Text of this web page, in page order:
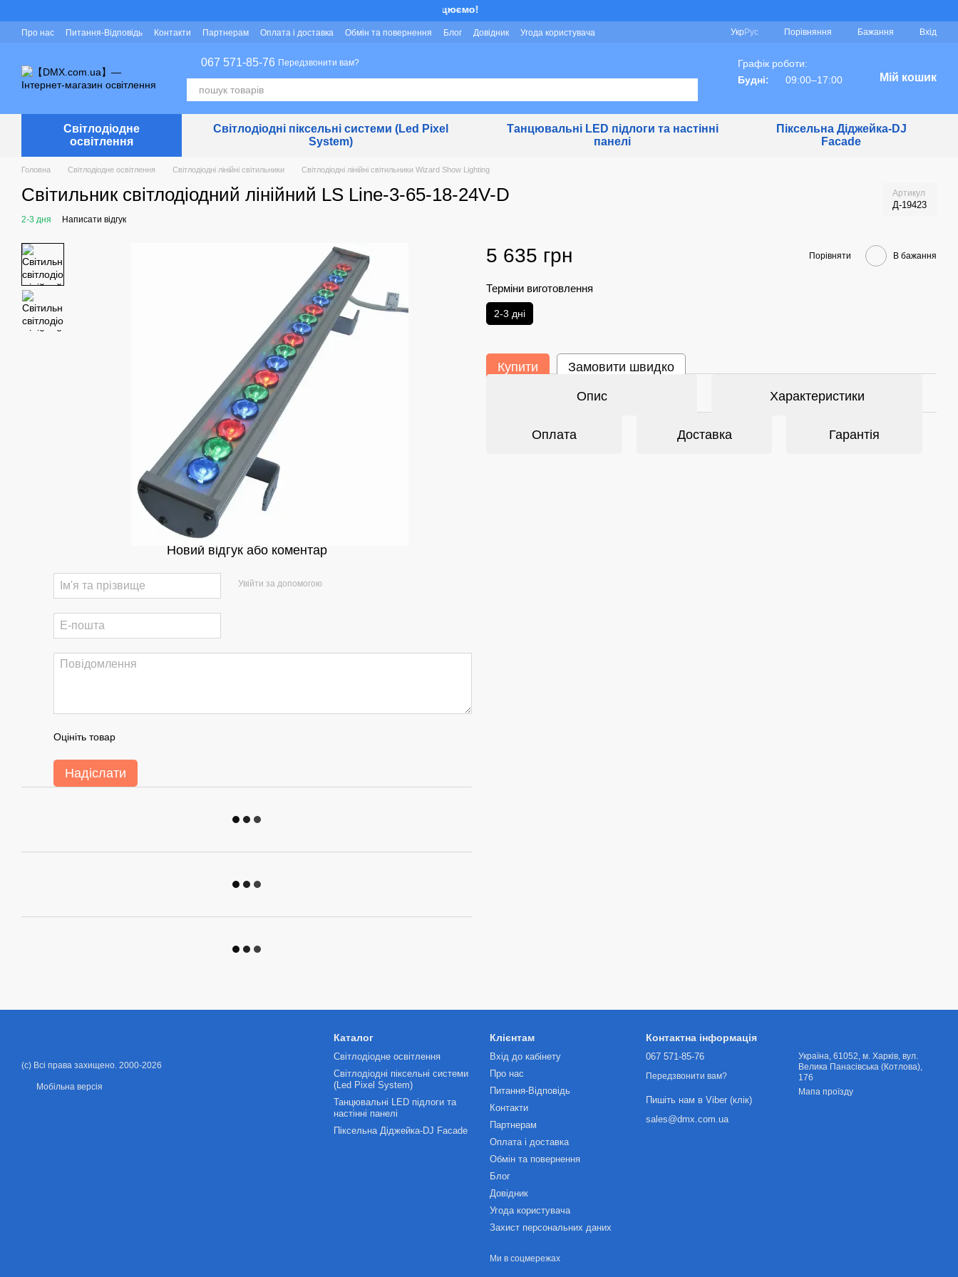
Ми працюємо!
Про нас Питання-Відповідь Контакти Партнерам Оплата і доставка Обмін та повернення Блог Довідник
Угода користувача
Укр Рус Порівняння Бажання Вхід
067 571-85-76 Передзвонити вам?
Графік роботи:
Будні:
09:00–17:00 Мій кошик
Світлодіодне
освітлення
Світлодіодні піксельні системи (Led Pixel
System)
Танцювальні LED підлоги та настінні
панелі
Піксельна Діджейка-DJ
Facade
Головна Світлодіодне освітлення Світлодіодні лінійні світильники Світлодіодні лінійні світильники Wizard Show Lighting
Світильник світлодіодний лінійний LS Line-3-65-18-24V-D Артикул
Д-19423
2-3 дня Написати відгук
Новий відгук або коментар
Увійти за допомогою
Оцініть товар
Надіслати
5 635 грн Порівняти В бажання
Терміни виготовлення
2-3 дні
Купити Замовити швидко
Опис Характеристики
Оплата Доставка Гарантія
(c) Всі права захищено. 2000-2026
Мобільна версія
Каталог
Світлодіодне освітлення
Світлодіодні піксельні системи
(Led Pixel System)
Танцювальні LED підлоги та
настінні панелі
Піксельна Діджейка-DJ Facade
Клієнтам
Вхід до кабінету
Про нас
Питання-Відповідь
Контакти
Партнерам
Оплата і доставка
Обмін та повернення
Блог
Довідник
Угода користувача
Захист персональних даних
Ми в соцмережах
Контактна інформація
067 571-85-76
Передзвонити вам?
Пишіть нам в Viber (клік)
sales@dmx.com.ua
Українa, 61052, м. Харків, вул.
Велика Панасівська (Котлова),
176
Мапа проїзду